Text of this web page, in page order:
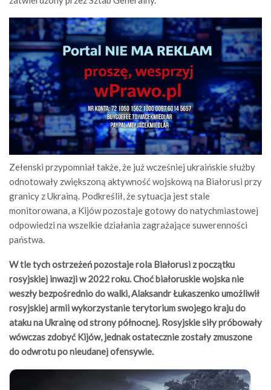
Zełenski przypomniał także, że już wcześniej ukraińskie służby
odnotowały zwiększoną aktywność wojskową na Białorusi przy
granicy z Ukrainą. Podkreślił, że sytuacja jest stale
monitorowana, a Kijów pozostaje gotowy do natychmiastowej
odpowiedzi na wszelkie działania zagrażające suwerenności
państwa.
W tle tych ostrzeżeń pozostaje rola Białorusi z początku
rosyjskiej inwazji w 2022 roku. Choć białoruskie wojska nie
weszły bezpośrednio do walki, Alaksandr Łukaszenko umożliwił
rosyjskiej armii wykorzystanie terytorium swojego kraju do
ataku na Ukrainę od strony północnej. Rosyjskie siły próbowały
wówczas zdobyć Kijów, jednak ostatecznie zostały zmuszone
do odwrotu po nieudanej ofensywie.